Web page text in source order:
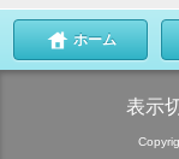
ホーム
表示